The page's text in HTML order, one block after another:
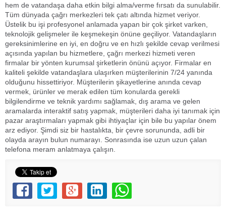
hem de vatandaşa daha etkin bilgi alma/verme fırsatı da sunulabilir.
Tüm dünyada çağrı merkezleri tek çatı altında hizmet veriyor.
Üstelik bu işi profesyonel anlamada yapan bir çok şirket varken,
teknolojik gelişmeler ile keşmekeşin önüne geçiliyor. Vatandaşların
gereksinimlerine en iyi, en doğru ve en hızlı şekilde cevap verilmesi
açısında yapılan bu hizmetlere, çağrı merkezi hizmeti veren
firmalar bir yönten kurumsal şirketlerin önünü açıyor. Firmalar en
kaliteli şekilde vatandaşlara ulaşırken müşterilerinin 7/24 yanında
olduğunu hissettiriyor. Müşterilerin şikayetlerine anında cevap
vermek, ürünler ve merak edilen tüm konularda gerekli
bilgilendirme ve teknik yardımı sağlamak, dış arama ve gelen
aramalarda interaktif satış yapmak, müşterileri daha iyi tanımak için
pazar araştırmaları yapmak gibi ihtiyaçlar için bile bu yapılar önem
arz ediyor. Şimdi siz bir hastalıkta, bir çevre sorununda, adli bir
olayda arayın bulun numarayı. Sonrasında ise uzun uzun çalan
telefona meram anlatmaya çalışın.